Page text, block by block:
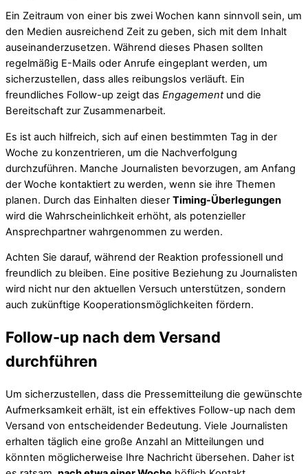
Ein Zeitraum von einer bis zwei Wochen kann sinnvoll sein, um
den Medien ausreichend Zeit zu geben, sich mit dem Inhalt
auseinanderzusetzen. Während dieses Phasen sollten
regelmäßig E-Mails oder Anrufe eingeplant werden, um
sicherzustellen, dass alles reibungslos verläuft. Ein
freundliches Follow-up zeigt das Engagementund die
Bereitschaft zur Zusammenarbeit.
Es ist auch hilfreich, sich auf einen bestimmten Tag in der
Woche zu konzentrieren, um die Nachverfolgung
durchzuführen. Manche Journalisten bevorzugen, am Anfang
der Woche kontaktiert zu werden, wenn sie ihre Themen
planen. Durch das Einhalten dieser Timing-Überlegungen
wird die Wahrscheinlichkeit erhöht, als potenzieller
Ansprechpartner wahrgenommen zu werden.
Achten Sie darauf, während der Reaktion professionell und
freundlich zu bleiben. Eine positive Beziehung zu Journalisten
wird nicht nur den aktuellen Versuch unterstützen, sondern
auch zukünftige Kooperationsmöglichkeiten fördern.
Follow-up nach dem Versand
durchführen
Um sicherzustellen, dass die Pressemitteilung die gewünschte
Aufmerksamkeit erhält, ist ein effektives Follow-up nach dem
Versand von entscheidender Bedeutung. Viele Journalisten
erhalten täglich eine große Anzahl an Mitteilungen und
könnten möglicherweise Ihre Nachricht übersehen. Daher ist